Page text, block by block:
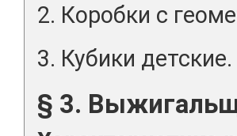
2. Коробки с
3. Кубики детские.
§ 3.